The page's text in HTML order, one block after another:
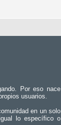
Por eso nace
usuarios.
en un solo
lo específico o